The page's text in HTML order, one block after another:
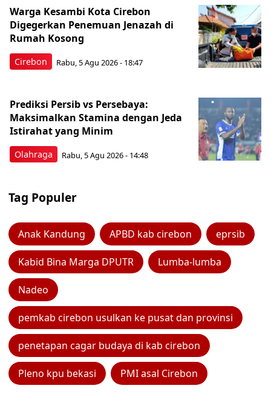
Cirebon
Warga Kesambi Kota Cirebon
Digegerkan Penemuan Jenazah di
Rumah Kosong
Rabu, 5 Agu 2026 - 18:47
Olahraga
Prediksi Persib vs Persebaya:
Maksimalkan Stamina dengan Jeda
Istirahat yang Minim
Rabu, 5 Agu 2026 - 14:48
Tag Populer
Anak Kandung APBD kab cirebon eprsib
Kabid Bina Marga DPUTR Lumba-lumba
Nadeo
pemkab cirebon usulkan ke pusat dan provinsi
penetapan cagar budaya di kab cirebon
Pleno kpu bekasi PMI asal Cirebon